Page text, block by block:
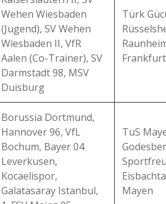
Wehen Wiesbaden
(Jugend), SV Wehen
Wiesbaden II, VfR
Aalen (Co-Trainer), SV
Darmstadt 98, MSV
Duisburg
Türk
Frankfurt
Borussia Dortmund,
Hannover 96, VfL
Bochum, Bayer 04
Leverkusen,
Kocaelispor,
Galatasaray Istanbul,
TuS
Mayen